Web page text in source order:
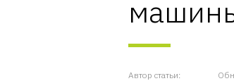
Автор статьи: